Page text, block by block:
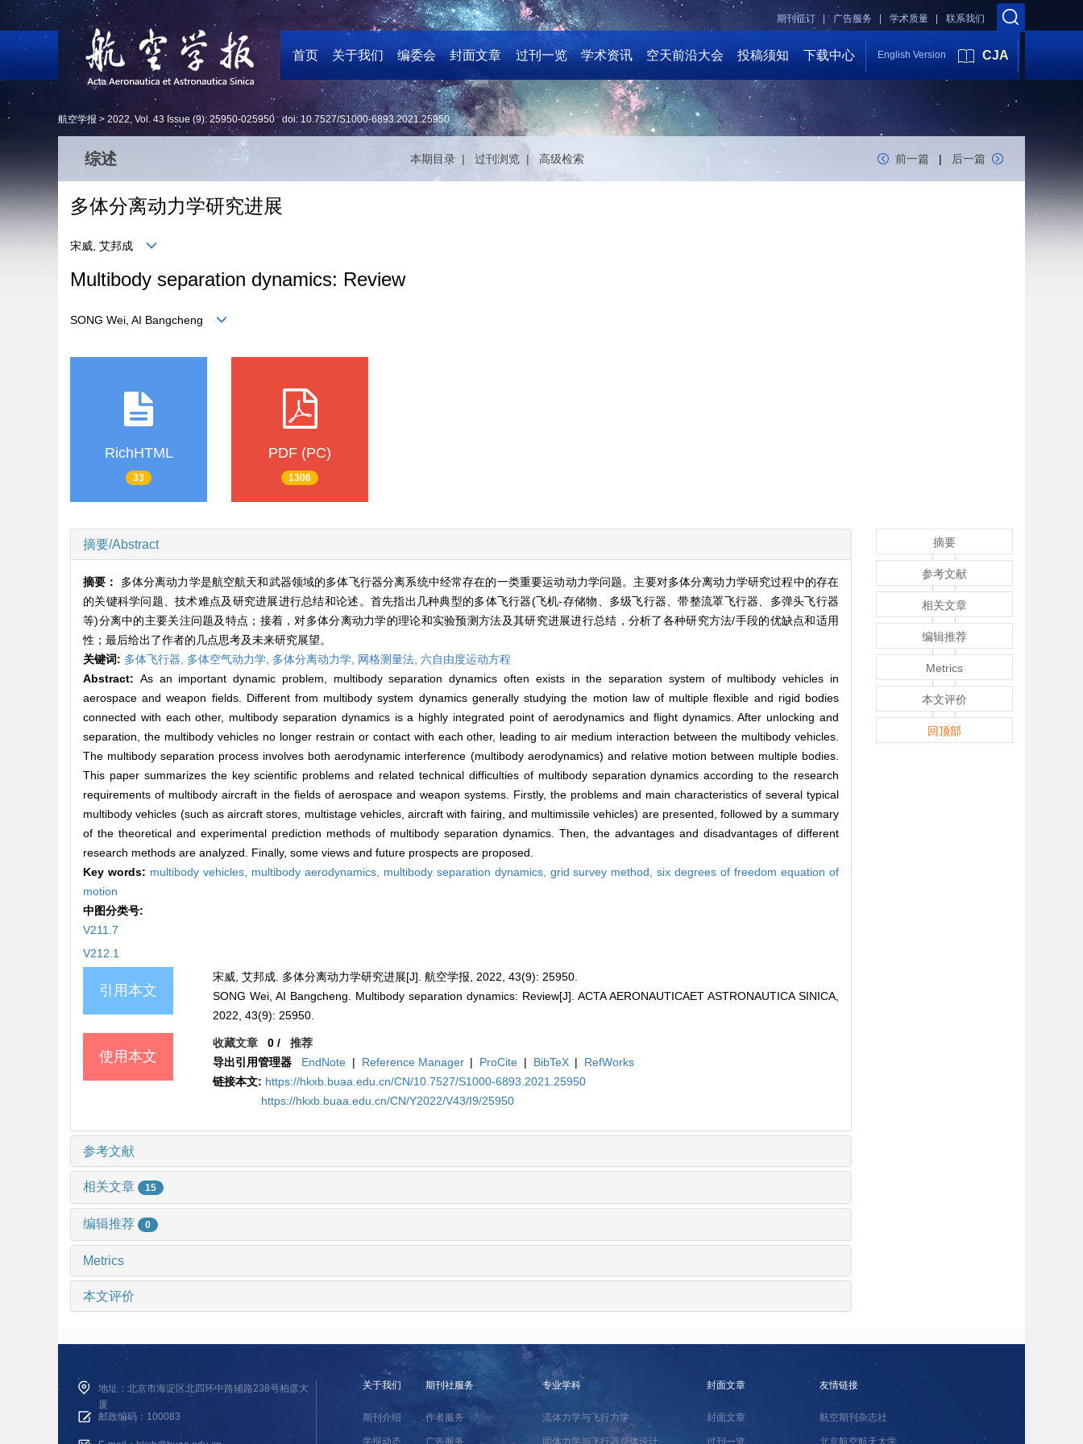
联系我们
学术质量 |
广告服务 |
期刊征订 |
首页 关于我们 编委会 封面文章 过刊一览 学术资讯 空天前沿大会 投稿须知 下载中心 English Version CJA
航空学报 > 2022, Vol. 43 Issue (9): 25950-025950 doi: 10.7527/S1000-6893.2021.25950
综述 本期目录 | 过刊浏览 | 高级检索 前一篇 | 后一篇
多体分离动力学研究进展
宋威, 艾邦成
Multibody separation dynamics: Review
SONG Wei, AI Bangcheng
RichHTML
33
PDF (PC)
1306
摘要/Abstract
摘要： 多体分离动力学是航空航天和武器领域的多体飞行器分离系统中经常存在的一类重要运动动力学问题。主要对多体分离动力学研究过程中的存在
的关键科学问题、技术难点及研究进展进行总结和论述。首先指出几种典型的多体飞行器(飞机-存储物、多级飞行器、带整流罩飞行器、多弹头飞行器
等)分离中的主要关注问题及特点；接着，对多体分离动力学的理论和实验预测方法及其研究进展进行总结，分析了各种研究方法/手段的优缺点和适用
性；最后给出了作者的几点思考及未来研究展望。
关键词: 多体飞行器, 多体空气动力学, 多体分离动力学, 网格测量法, 六自由度运动方程
Abstract: As an important dynamic problem, multibody separation dynamics often exists in the separation system of multibody vehicles in
aerospace and weapon fields. Different from multibody system dynamics generally studying the motion law of multiple flexible and rigid bodies
connected with each other, multibody separation dynamics is a highly integrated point of aerodynamics and flight dynamics. After unlocking and
separation, the multibody vehicles no longer restrain or contact with each other, leading to air medium interaction between the multibody vehicles.
The multibody separation process involves both aerodynamic interference (multibody aerodynamics) and relative motion between multiple bodies.
This paper summarizes the key scientific problems and related technical difficulties of multibody separation dynamics according to the research
requirements of multibody aircraft in the fields of aerospace and weapon systems. Firstly, the problems and main characteristics of several typical
multibody vehicles (such as aircraft stores, multistage vehicles, aircraft with fairing, and multimissile vehicles) are presented, followed by a summary
of the theoretical and experimental prediction methods of multibody separation dynamics. Then, the advantages and disadvantages of different
research methods are analyzed. Finally, some views and future prospects are proposed.
Key words: multibody vehicles, multibody aerodynamics, multibody separation dynamics, grid survey method,six degrees of freedom equation of
motion
中图分类号:
V211.7
V212.1
引用本文
宋威, 艾邦成. 多体分离动力学研究进展[J]. 航空学报, 2022, 43(9): 25950.
SONG Wei, AI Bangcheng. Multibody separation dynamics: Review[J]. ACTA AERONAUTICAET ASTRONAUTICA SINICA,
2022, 43(9): 25950.
使用本文
收藏文章 0 /推荐
导出引用管理器
EndNote | Reference Manager | ProCite | BibTeX |
RefWorks
链接本文: https://hkxb.buaa.edu.cn/CN/10.7527/S1000-6893.2021.25950
https://hkxb.buaa.edu.cn/CN/Y2022/V43/I9/25950
参考文献
相关文章 15
编辑推荐 0
Metrics
本文评价
摘要
参考文献
相关文章
编辑推荐
Metrics
本文评价
回顶部
地址：北京市海淀区北四环中路辅路238号柏彦大
厦
邮政编码：100083
关于我们
期刊介绍
学报动态
期刊社服务
作者服务
广告服务
专业学科
流体力学与飞行力学
固体力学与飞行器总体设计
封面文章
封面文章
过刊一览
友情链接
航空期刊杂志社
北京航空航天大学